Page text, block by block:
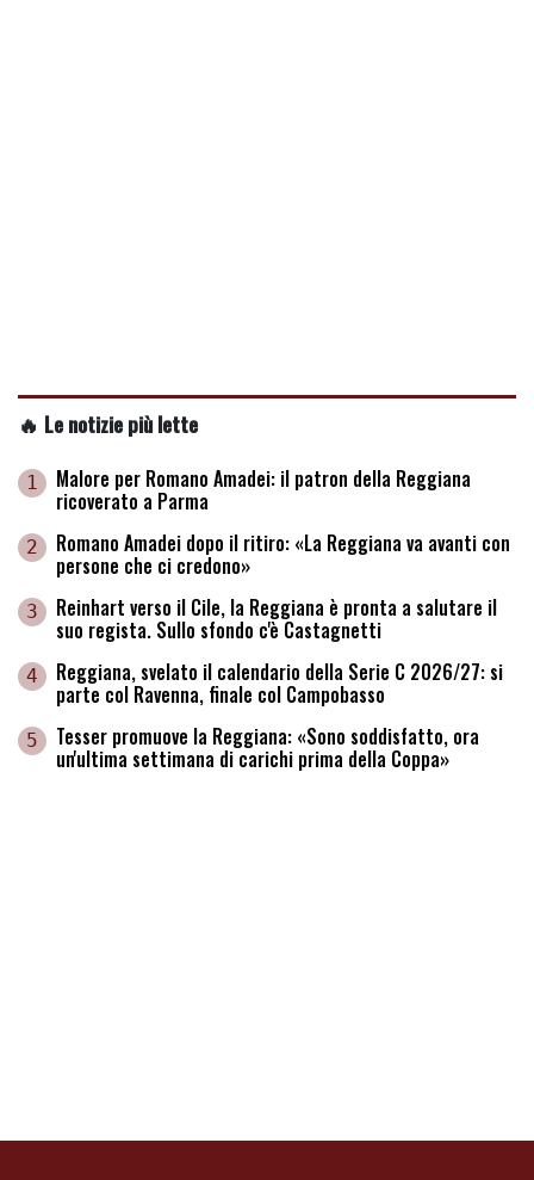
🔥 Le notizie più lette
1 Malore per Romano Amadei: il patron della Reggiana
ricoverato a Parma
2 Romano Amadei dopo il ritiro: «La Reggiana va avanti con
persone che ci credono»
3 Reinhart verso il Cile, la Reggiana è pronta a salutare il
suo regista. Sullo sfondo c'è Castagnetti
4 Reggiana, svelato il calendario della Serie C 2026/27: si
parte col Ravenna, finale col Campobasso
5 Tesser promuove la Reggiana: «Sono soddisfatto, ora
un'ultima settimana di carichi prima della Coppa»